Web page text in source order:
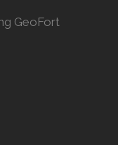
GeoFort